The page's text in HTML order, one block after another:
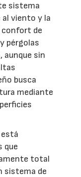
sistema
viento y la
confort de
pérgolas
aunque sin
busca
mediante
que
total
sistema de